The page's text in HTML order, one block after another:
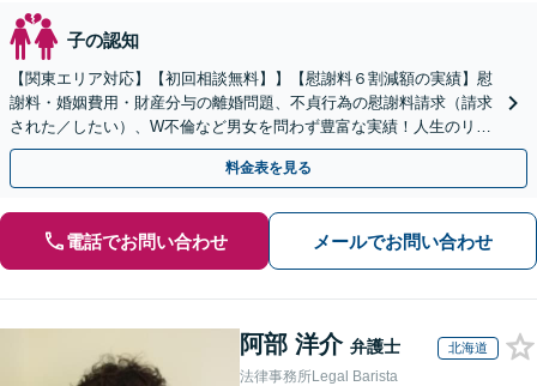
子の認知
【関東エリア対応】【初回相談無料】】【慰謝料６割減額の実績】慰
謝料・婚姻費用・財産分与の離婚問題、不貞行為の慰謝料請求（請求
された／したい）、W不倫など男女を問わず豊富な実績！人生のリス
タートを全力でサポートします。【LINE＠／Zoom可
料金表を見る
電話でお問い合わせ メールでお問い合わせ
阿部 洋介 弁護士 北海道
法律事務所Legal Barista